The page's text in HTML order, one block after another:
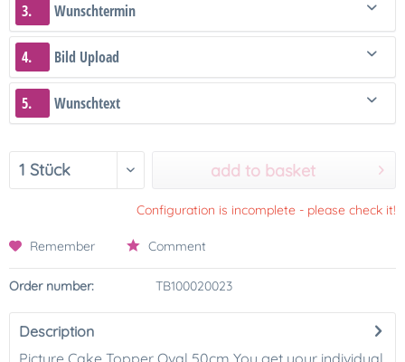
3. Wunschtermin
4. Bild Upload
5. Wunschtext
add to basket
Configuration is incomplete - please check it!
Remember Comment
Order number: TB100020023
Description